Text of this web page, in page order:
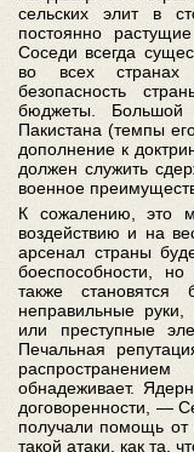
сельских элит в
постоянно
Соседи всегда
во всех странах
безопасность
бюджеты. Большой
Пакистана (темпы
дополнение к
должен служить
военное
К сожалению, это
воздействию и на
арсенал страны
боеспособности,
также
неправильные
или преступные
Печальная
обнадеживает.
договоренности, —
получали помощь
такой атаки, как та,